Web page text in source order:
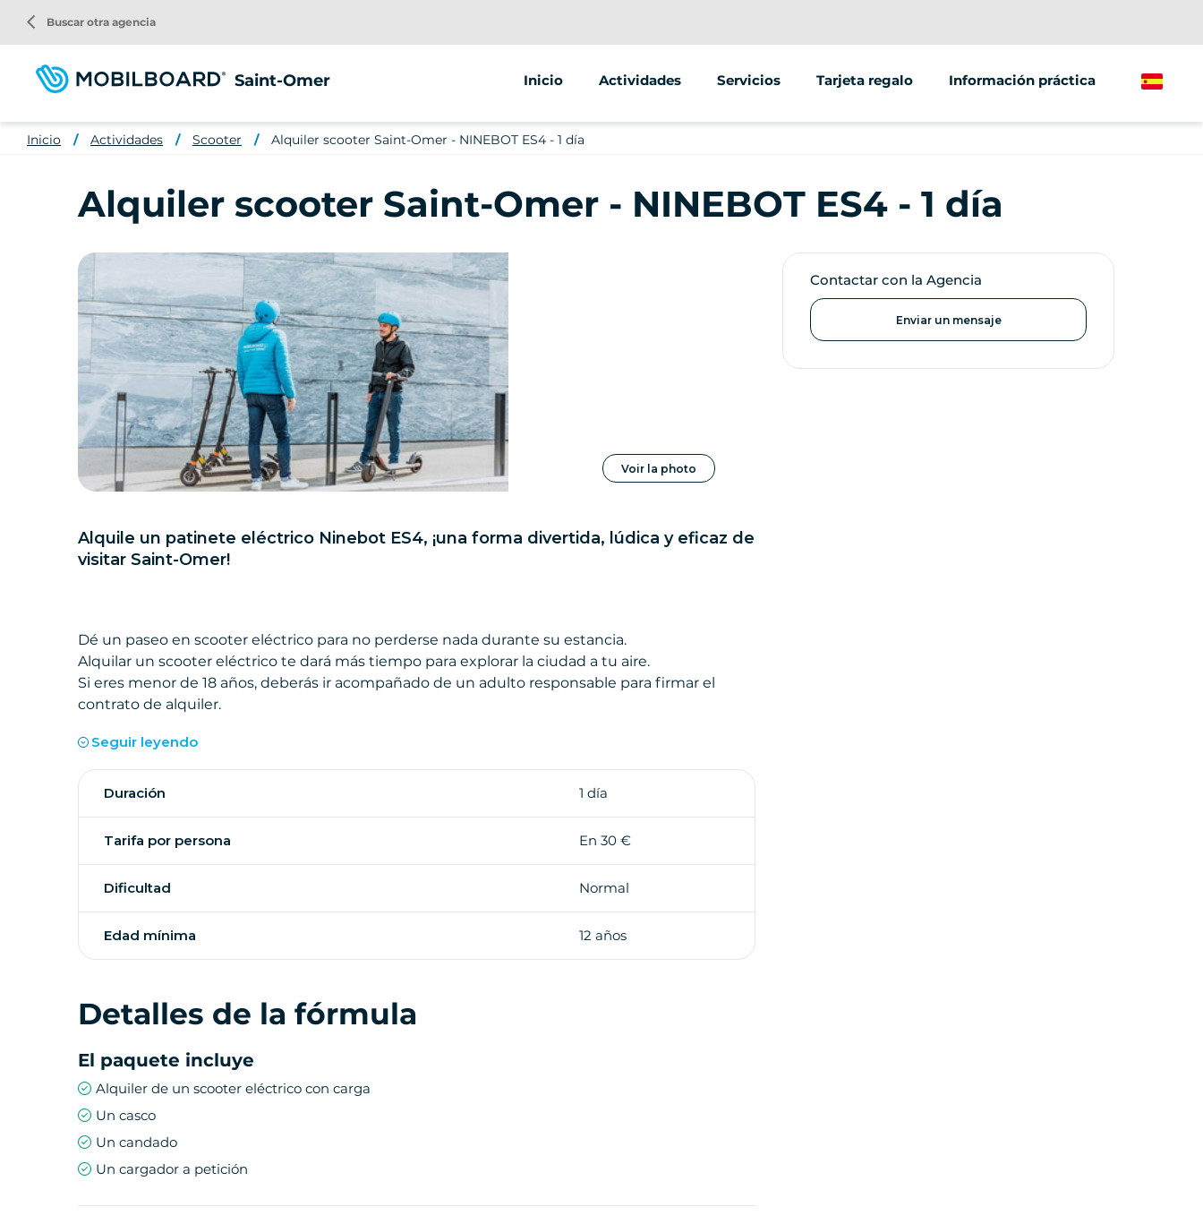
contenido
principal
Saint-Omer Inicio Actividades
Segway
Una rueda
Servicios
Animaciones/grupos
Tarjeta regalo Información práctica
arrow_back_ios Buscar otra agencia
Spanish
Inicio Actividades Scooter Alquiler scooter Saint-Omer - NINEBOT ES4 - 1 día
Alquiler scooter Saint-Omer - NINEBOT ES4 - 1 día
Voir la photo
Alquile un patinete eléctrico Ninebot ES4, ¡una forma divertida, lúdica y eficaz de
visitar Saint-Omer!
Contactar con la Agencia
Enviar un mensaje
Dé un paseo en scooter eléctrico para no perderse nada durante su estancia.
Alquilar un scooter eléctrico te dará más tiempo para explorar la ciudad a tu aire.
Si eres menor de 18 años, deberás ir acompañado de un adulto responsable para firmar el
contrato de alquiler.
Seguir leyendo
Duración 1 día
Tarifa por persona En 30 €
Dificultad Normal
Edad mínima 12 años
Detalles de la fórmula
El paquete incluye
Alquiler de un scooter eléctrico con carga
Un casco
Un candado
Un cargador a petición